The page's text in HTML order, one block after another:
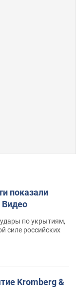
показали
Видео
по укрытиям,
силе российских
Kromberg &